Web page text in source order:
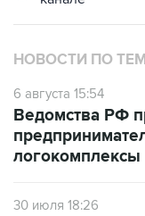
НОВОСТИ ПО
6 августа 15:54
Ведомства РФ
логокомплексы
30 июля 18:26